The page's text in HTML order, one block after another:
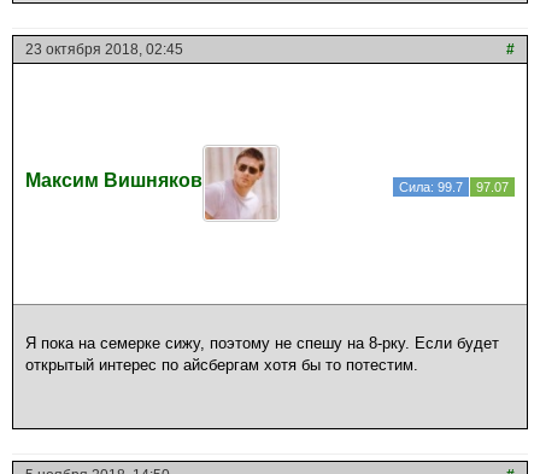
23 октября 2018, 02:45 #
Максим Вишняков Сила: 99.7 97.07
Я пока на семерке сижу, поэтому не спешу на 8-рку. Если будет
открытый интерес по айсбергам хотя бы то потестим.